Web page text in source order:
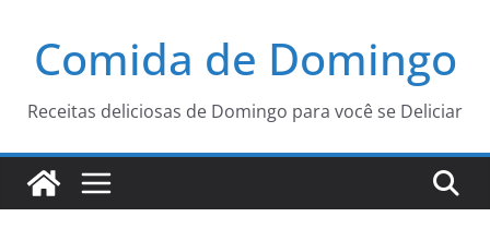
conteúdo
Comida de Domingo
Receitas deliciosas de Domingo para você se Deliciar